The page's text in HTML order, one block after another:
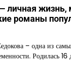
личная жизнь,
романы
– одна из
Родилась 16